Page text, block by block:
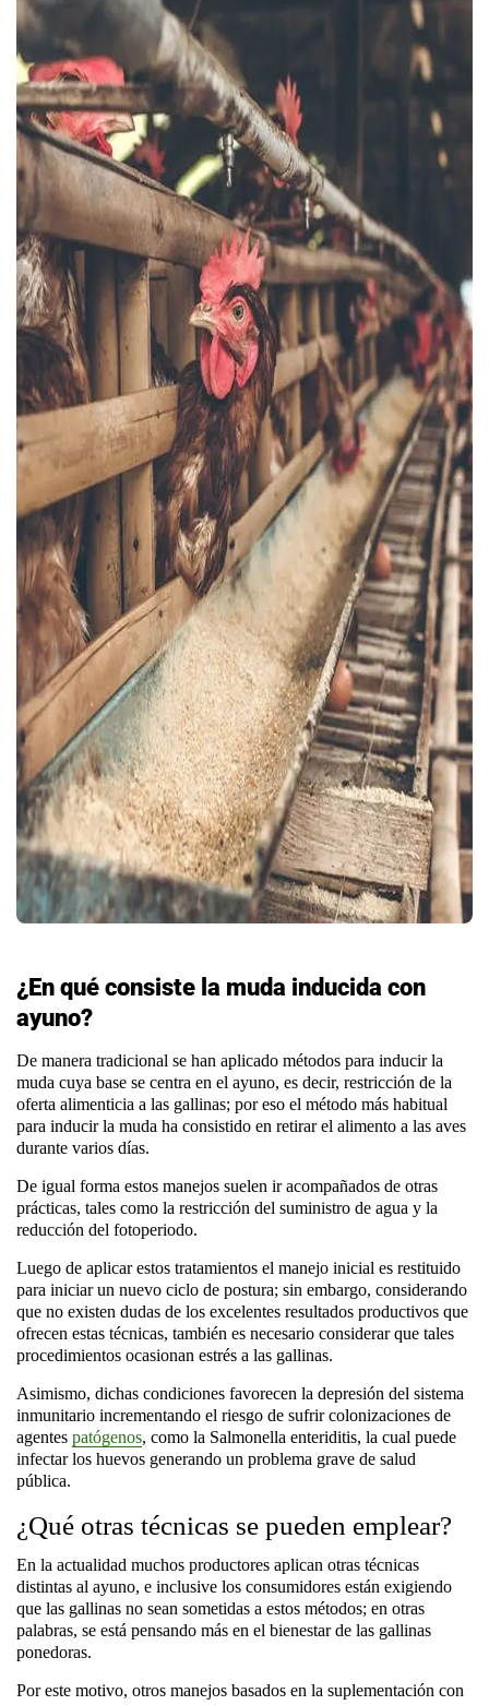
¿En qué consiste la muda inducida con
ayuno?
De manera tradicional se han aplicado métodos para inducir la
muda cuya base se centra en el ayuno, es decir, restricción de la
oferta alimenticia a las gallinas; por eso el método más habitual
para inducir la muda ha consistido en retirar el alimento a las aves
durante varios días.
De igual forma estos manejos suelen ir acompañados de otras
prácticas, tales como la restricción del suministro de agua y la
reducción del fotoperiodo.
Luego de aplicar estos tratamientos el manejo inicial es restituido
para iniciar un nuevo ciclo de postura; sin embargo, considerando
que no existen dudas de los excelentes resultados productivos que
ofrecen estas técnicas, también es necesario considerar que tales
procedimientos ocasionan estrés a las gallinas.
Asimismo, dichas condiciones favorecen la depresión del sistema
inmunitario incrementando el riesgo de sufrir colonizaciones de
agentes patógenos, como la Salmonella enteriditis, la cual puede
infectar los huevos generando un problema grave de salud
pública.
¿Qué otras técnicas se pueden emplear?
En la actualidad muchos productores aplican otras técnicas
distintas al ayuno, e inclusive los consumidores están exigiendo
que las gallinas no sean sometidas a estos métodos; en otras
palabras, se está pensando más en el bienestar de las gallinas
ponedoras.
Por este motivo, otros manejos basados en la suplementación con